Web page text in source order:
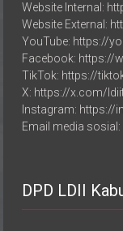
Website External:
YouTube: https://
Facebook: https://
TikTok: https://
X: https://x.com/
Instagram: https://
Email media